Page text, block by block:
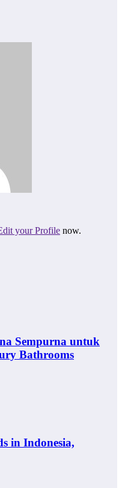
your Profile now.
Sempurna untuk
Bathrooms
in Indonesia,